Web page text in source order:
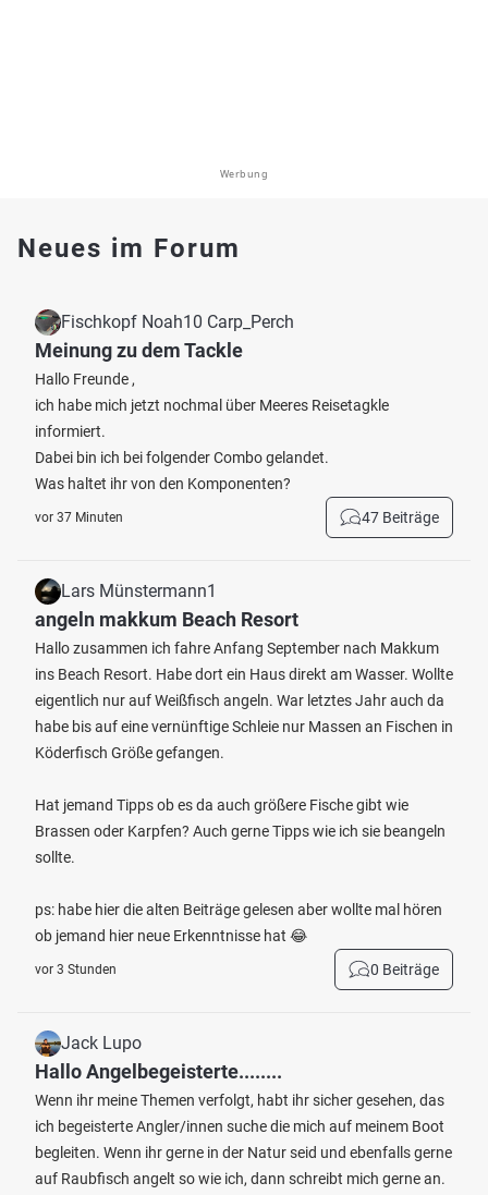
Werbung
Neues im Forum
Fischkopf Noah10 Carp_Perch
Meinung zu dem Tackle
Hallo Freunde ,
ich habe mich jetzt nochmal über Meeres Reisetagkle
informiert.
Dabei bin ich bei folgender Combo gelandet.
Was haltet ihr von den Komponenten?
vor 37 Minuten 47 Beiträge
Lars Münstermann1
angeln makkum Beach Resort
Hallo zusammen ich fahre Anfang September nach Makkum
ins Beach Resort. Habe dort ein Haus direkt am Wasser. Wollte
eigentlich nur auf Weißfisch angeln. War letztes Jahr auch da
habe bis auf eine vernünftige Schleie nur Massen an Fischen in
Köderfisch Größe gefangen.
Hat jemand Tipps ob es da auch größere Fische gibt wie
Brassen oder Karpfen? Auch gerne Tipps wie ich sie beangeln
sollte.
ps: habe hier die alten Beiträge gelesen aber wollte mal hören
ob jemand hier neue Erkenntnisse hat 😂
vor 3 Stunden 0 Beiträge
Jack Lupo
Hallo Angelbegeisterte........
Wenn ihr meine Themen verfolgt, habt ihr sicher gesehen, das
ich begeisterte Angler/innen suche die mich auf meinem Boot
begleiten. Wenn ihr gerne in der Natur seid und ebenfalls gerne
auf Raubfisch angelt so wie ich, dann schreibt mich gerne an.